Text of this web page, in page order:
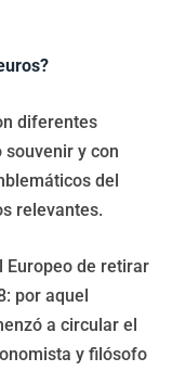
diferentes
y con
del
relevantes.
Europeo de retirar
por aquel
a circular el
y filósofo